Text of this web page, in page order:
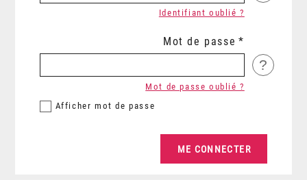
Identifiant oublié ?
Mot de passe
?
Afficher mot de passe
Mot de passe oublié ?